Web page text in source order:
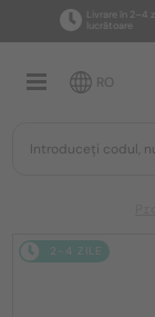
Livrare în 2–4 zile
lucrătoare
RO
2-4 ZILE